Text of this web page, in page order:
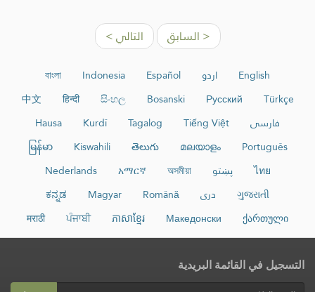
< السابق التالي >
English اردو Español
Indonesia
বাংলা
Türkçe
Русский
Bosanski
සිංහල
हिन्दी
中文
فارسی
Tiếng Việt
Tagalog
Kurdî
Hausa
Português
മലയാളം
తెలుగు
Kiswahili
မြန်မာ
ไทย
پښتو অসমীয়া
አማርኛ
Nederlands
ગુજરાતી
دری Română
Magyar
ಕನ್ನಡ
ქართული
Македонски
ភាសាខ្មែរ
ਪੰਜਾਬੀ
मराठी
التسجيل في القائمة البريدية